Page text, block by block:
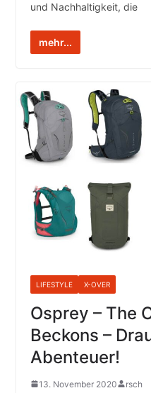
und Nachhaltigkeit, die
mehr...
LIFESTYLE X-OVER
Osprey – The
Beckons –
Abenteuer!
13. November 2020 rsch